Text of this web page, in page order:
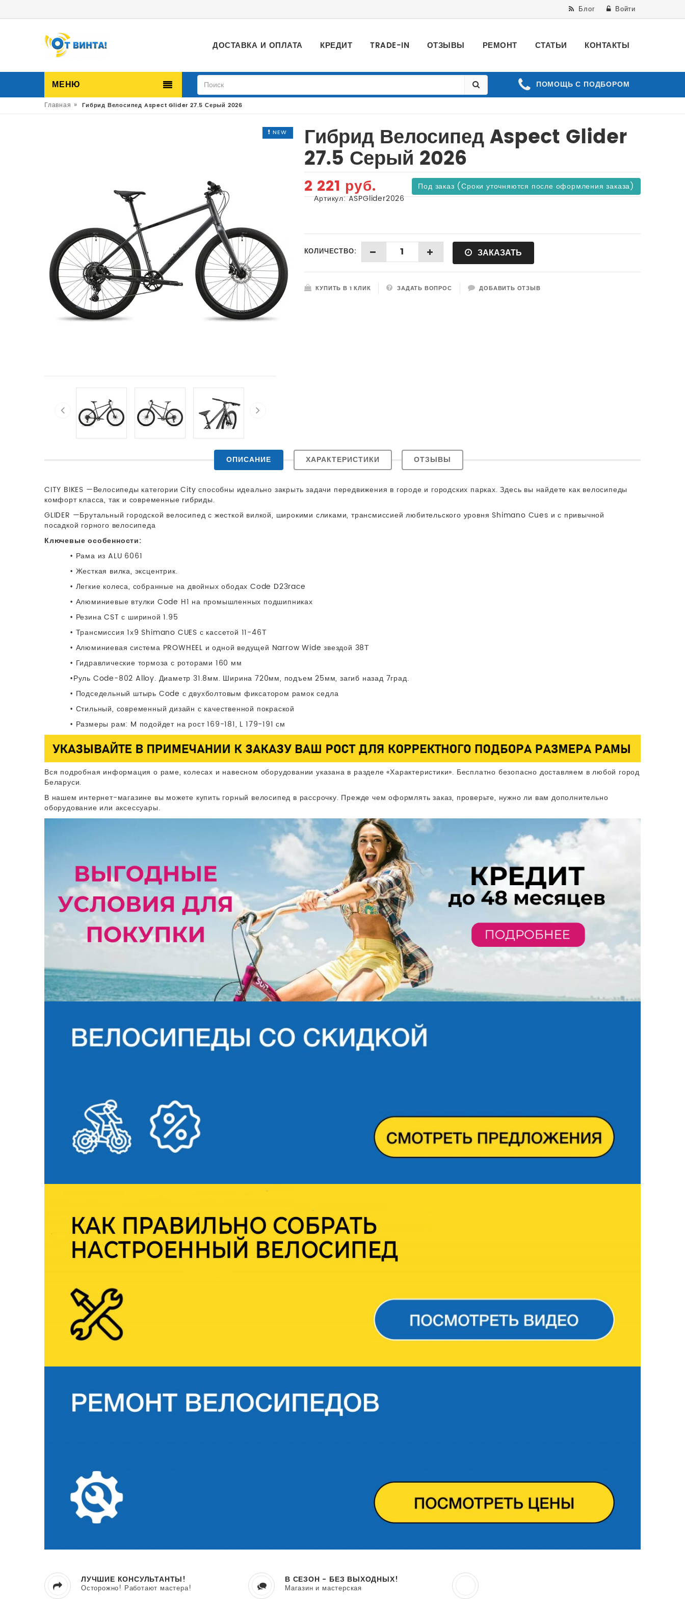
Блог Войти
ДОСТАВКА И ОПЛАТА КРЕДИТ TRADE-IN ОТЗЫВЫ РЕМОНТ СТАТЬИ КОНТАКТЫ
МЕНЮ ПОМОЩЬ С ПОДБОРОМ
Главная » Гибрид Велосипед Aspect Glider 27.5 Серый 2026
NEW Гибрид Велосипед Aspect Glider
27.5 Серый 2026
2 221 руб.
Под заказ (Сроки уточняются после оформления заказа)
Артикул: ASPGlider2026
КОЛИЧЕСТВО: ЗАКАЗАТЬ
КУПИТЬ В 1 КЛИК ЗАДАТЬ ВОПРОС ДОБАВИТЬ ОТЗЫВ
ОПИСАНИЕ ХАРАКТЕРИСТИКИ ОТЗЫВЫ
CITY BIKES —Велосипеды категории City способны идеально закрыть задачи передвижения в городе и городских парках. Здесь вы найдете как велосипеды
комфорт класса, так и современные гибриды.
GLIDER —Брутальный городской велосипед с жесткой вилкой, широкими сликами, трансмиссией любительского уровня Shimano Cues и с привычной
посадкой горного велосипеда
Ключевые особенности:
• Рама из ALU 6061
• Жесткая вилка, эксцентрик.
• Легкие колеса, собранные на двойных ободах Code D23race
• Алюминиевые втулки Code H1 на промышленных подшипниках
• Резина CST с шириной 1.95
• Трансмиссия 1х9 Shimano CUES с кассетой 11-46Т
• Алюминиевая система PROWHEEL и одной ведущей Narrow Wide звездой 38Т
• Гидравлические тормоза с роторами 160 мм
•Руль Code-802 Alloy. Диаметр 31.8мм. Ширина 720мм, подъем 25мм, загиб назад 7град.
• Подседельный штырь Code с двухболтовым фиксатором рамок седла
• Стильный, современный дизайн с качественной покраской
• Размеры рам: M подойдет на рост 169-181, L 179-191 см
Вся подробная информация о раме, колесах и навесном оборудовании указана в разделе «Характеристики». Бесплатно безопасно доставляем в любой город
Беларуси.
В нашем интернет-магазине вы можете купить горный велосипед в рассрочку. Прежде чем оформлять заказ, проверьте, нужно ли вам дополнительно
оборудование или аксессуары.
ЛУЧШИЕ КОНСУЛЬТАНТЫ!
Осторожно! Работают мастера!
В СЕЗОН - БЕЗ ВЫХОДНЫХ!
Магазин и мастерская